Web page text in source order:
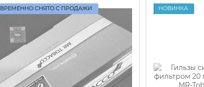
ВРЕМЕННО СНЯТО С ПРОДАЖИ НОВИНКА